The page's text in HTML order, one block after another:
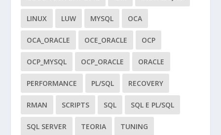
LINUX LUW MYSQL OCA
OCA_ORACLE OCE_ORACLE OCP
OCP_MYSQL OCP_ORACLE ORACLE
PERFORMANCE PL/SQL RECOVERY
RMAN SCRIPTS SQL SQL E PL/SQL
SQL SERVER TEORIA TUNING